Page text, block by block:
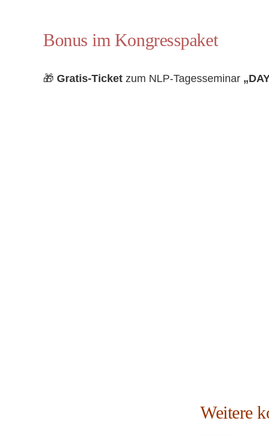
Bonus im Kongresspaket
🎁 Gratis-Ticketzum NLP-Tagesseminar
Weitere